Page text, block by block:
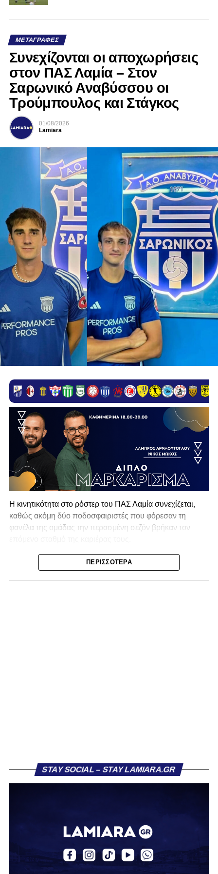
ΜΕΤΑΓΡΑΦΈΣ
Συνεχίζονται οι αποχωρήσεις
στον ΠΑΣ Λαμία – Στον
Σαρωνικό Αναβύσσου οι
Τρούμπουλος και Στάγκος
01/08/2026
Lamiara
Η κινητικότητα στο ρόστερ του ΠΑΣ Λαμία συνεχίζεται,
καθώς ακόμη δύο ποδοσφαιριστές που φόρεσαν τη
φανέλα της ομάδας την περασμένη σεζόν βρήκαν τον
Ο λόγος για τον Βασίλη Τρούμπουλο και τον Χρυσόστομο
Στάγκο, οι οποίοι θα συνεχίσουν μαζί την ποδοσφαιρική
«Ο Α.Ο. Σαρωνικός Αναβύσσου ανακοινώνει την
περσινή σεζόν πραγματοποίησε γεμάτη χρονιά στη Γ’
Στο παρελθόν αγωνίστηκε στην ΑΕΚ Β’, με την οποία
ΠΕΡΙΣΣΌΤΕΡΑ
STAY SOCIAL – STAY LAMIARA.GR